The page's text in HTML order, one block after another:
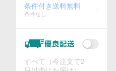
条件付き送料無料
条件なし
すべて（今注文で2